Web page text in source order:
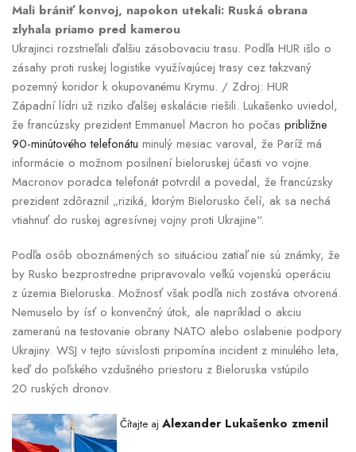
Mali brániť konvoj, napokon utekali: Ruská obrana
zlyhala priamo pred kamerou
Ukrajinci rozstrieľali ďalšiu zásobovaciu trasu. Podľa HUR išlo o
zásahy proti ruskej logistike využívajúcej trasy cez takzvaný
pozemný koridor k okupovanému Krymu. / Zdroj: HUR
Západní lídri už riziko ďalšej eskalácie riešili. Lukašenko uviedol,
že francúzsky prezident Emmanuel Macron ho počas približne
90-minútového telefonátu minulý mesiac varoval, že Paríž má
informácie o možnom posilnení bieloruskej účasti vo vojne.
Macronov poradca telefonát potvrdil a povedal, že francúzsky
prezident zdôraznil „riziká, ktorým Bielorusko čelí, ak sa nechá
vtiahnuť do ruskej agresívnej vojny proti Ukrajine“.
Podľa osôb oboznámených so situáciou zatiaľ nie sú známky, že
by Rusko bezprostredne pripravovalo veľkú vojenskú operáciu
z územia Bieloruska. Možnosť však podľa nich zostáva otvorená.
Nemuselo by ísť o konvenčný útok, ale napríklad o akciu
zameranú na testovanie obrany NATO alebo oslabenie podpory
Ukrajiny. WSJ v tejto súvislosti pripomína incident z minulého leta,
keď do poľského vzdušného priestoru z Bieloruska vstúpilo
20 ruských dronov.
Čítajte aj Alexander Lukašenko zmenil